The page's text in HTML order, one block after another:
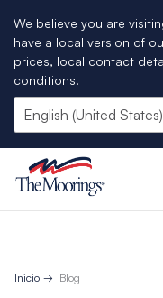
We believe you are
have a local version of
prices, local contact
conditions.
Inicio Blog